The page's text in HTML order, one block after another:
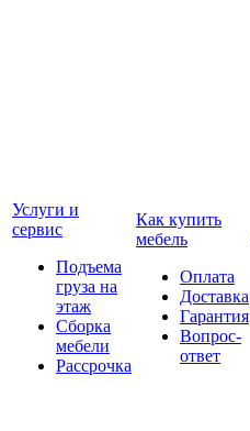
Услуги и
сервис
Подъема
груза на
этаж
Сборка
мебели
Рассрочка
Как купить
мебель
Оплата
Доставка
Гарантия
Вопрос-
ответ